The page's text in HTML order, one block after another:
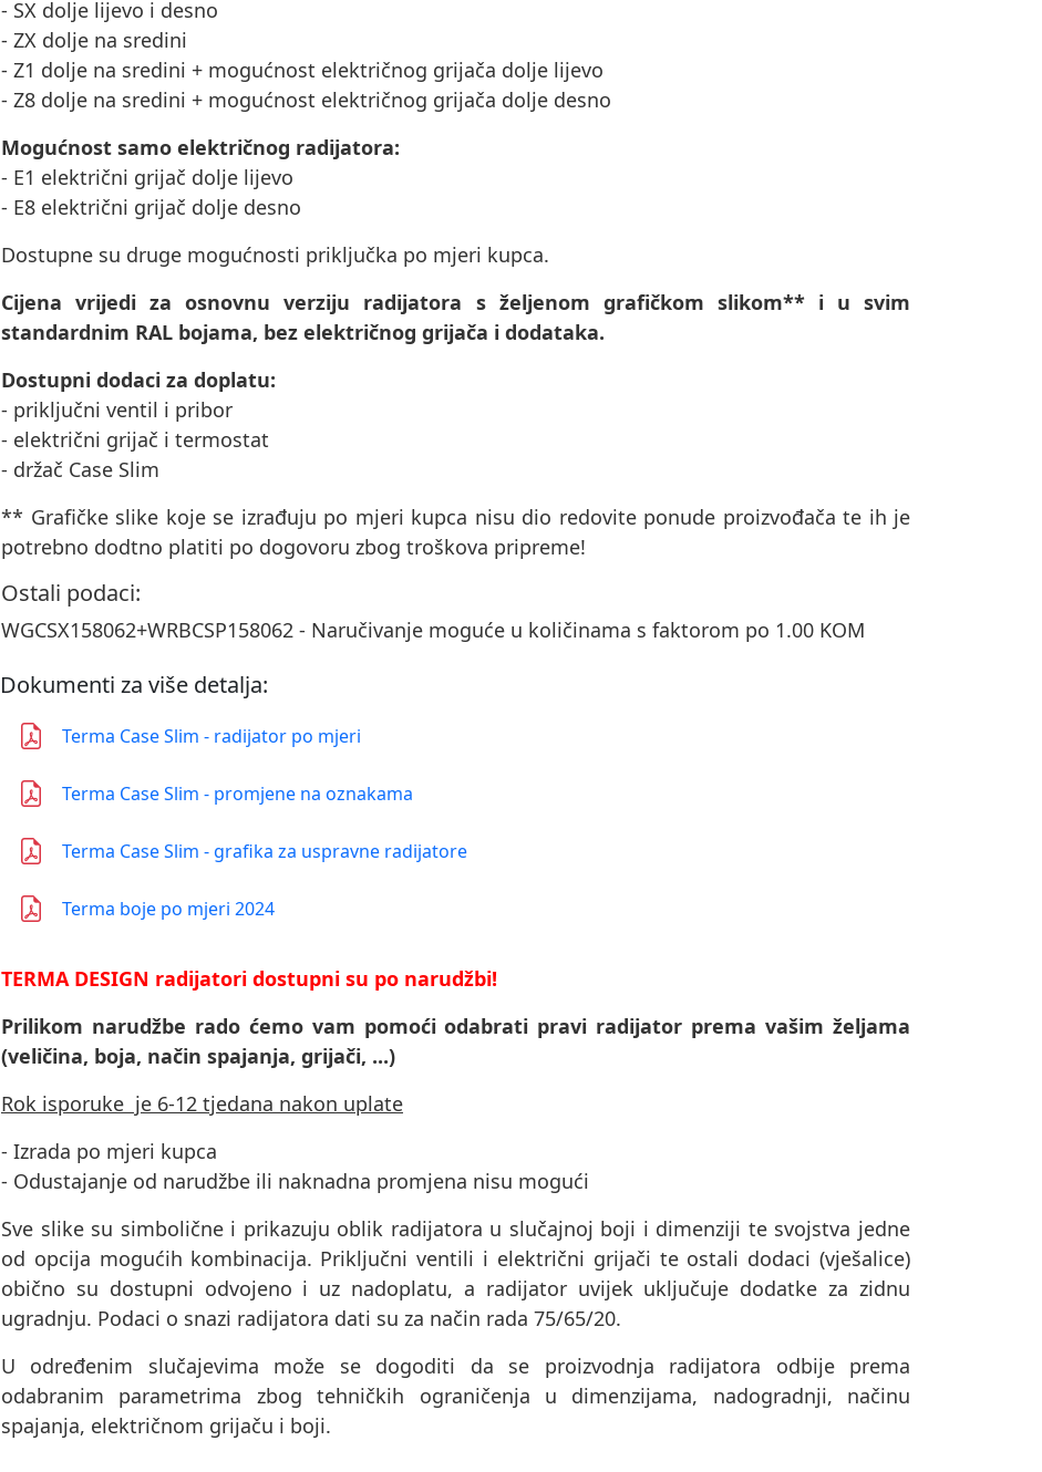
- SX dolje lijevo i desno
- ZX dolje na sredini
- Z1 dolje na sredini + mogućnost električnog grijača dolje lijevo
- Z8 dolje na sredini + mogućnost električnog grijača dolje desno
Mogućnost samo električnog radijatora:
- E1 električni grijač dolje lijevo
- E8 električni grijač dolje desno
Dostupne su druge mogućnosti priključka po mjeri kupca.
Cijena vrijedi za osnovnu verziju radijatora s željenom grafičkom slikom** i u svim
standardnim RAL bojama, bez električnog grijača i dodataka.
Dostupni dodaci za doplatu:
- priključni ventil i pribor
- električni grijač i termostat
- držač Case Slim
** Grafičke slike koje se izrađuju po mjeri kupca nisu dio redovite ponude proizvođača te ih je
potrebno dodtno platiti po dogovoru zbog troškova pripreme!
Ostali podaci:
WGCSX158062+WRBCSP158062 - Naručivanje moguće u količinama s faktorom po 1.00 KOM
Dokumenti za više detalja:
Terma Case Slim - radijator po mjeri
Terma Case Slim - promjene na oznakama
Terma Case Slim - grafika za uspravne radijatore
Terma boje po mjeri 2024
TERMA DESIGN radijatori dostupni su po narudžbi!
Prilikom narudžbe rado ćemo vam pomoći odabrati pravi radijator prema vašim željama
(veličina, boja, način spajanja, grijači, ...)
Rok isporuke je 6-12 tjedana nakon uplate
- Izrada po mjeri kupca
- Odustajanje od narudžbe ili naknadna promjena nisu mogući
Sve slike su simbolične i prikazuju oblik radijatora u slučajnoj boji i dimenziji te svojstva jedne
od opcija mogućih kombinacija. Priključni ventili i električni grijači te ostali dodaci (vješalice)
obično su dostupni odvojeno i uz nadoplatu, a radijator uvijek uključuje dodatke za zidnu
ugradnju. Podaci o snazi ​​radijatora dati su za način rada 75/65/20.
U određenim slučajevima može se dogoditi da se proizvodnja radijatora odbije prema
odabranim parametrima zbog tehničkih ograničenja u dimenzijama, nadogradnji, načinu
spajanja, električnom grijaču i boji.